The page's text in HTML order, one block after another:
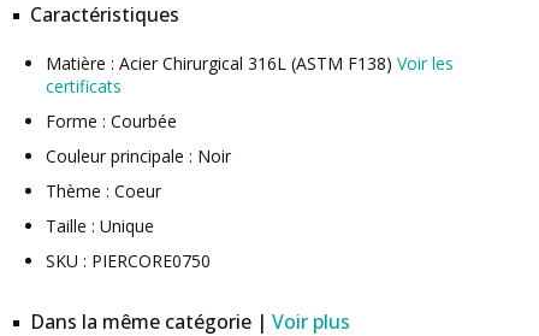
Caractéristiques
Matière : Acier Chirurgical 316L (ASTM F138) Voir les
certificats
Forme : Courbée
Couleur principale : Noir
Thème : Coeur
Taille : Unique
SKU : PIERCORE0750
Dans la même catégorie | Voir plus